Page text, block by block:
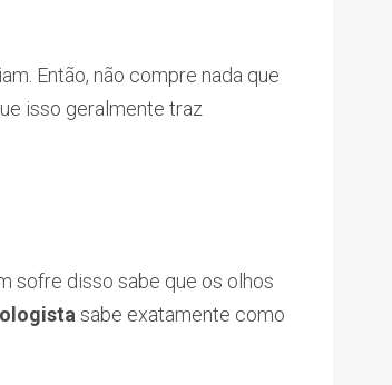
Então, não compre nada que
isso geralmente traz
sofre disso sabe que os olhos
sabe exatamente como